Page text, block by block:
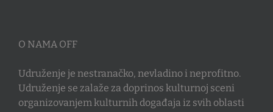
O NAMA OFF
Udruženje je nestranačko, nevladino i neprofitno.
Udruženje se zalaže za doprinos kulturnoj sceni
organizovanjem kulturnih događaja iz svih oblasti